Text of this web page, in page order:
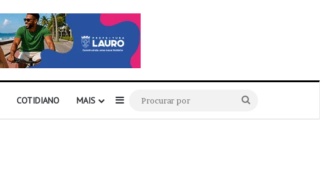
COTIDIANO MAIS Barra Lateral
por